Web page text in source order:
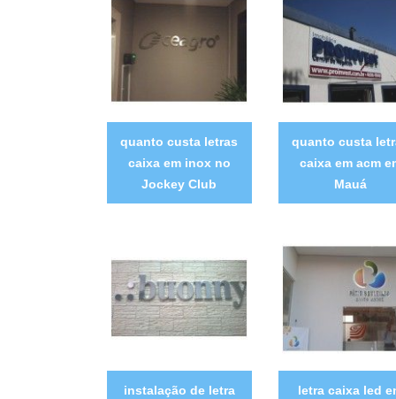
quanto custa letras
caixa em inox no
Jockey Club
quanto custa
caixa em acm
Mauá
instalação de letra
letra caixa led